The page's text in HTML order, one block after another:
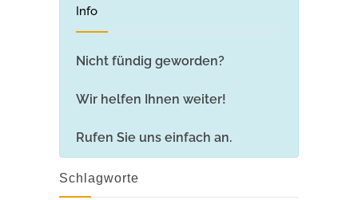
Info
Nicht fündig geworden?
Wir helfen Ihnen weiter!
Rufen Sie uns einfach an.
Schlagworte